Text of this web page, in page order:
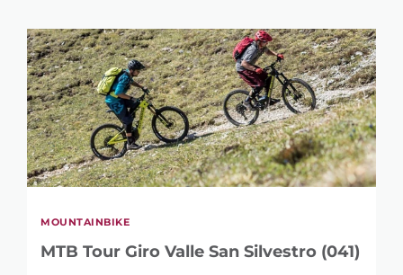
MOUNTAINBIKE
MTB Tour Giro Valle San Silvestro (041)